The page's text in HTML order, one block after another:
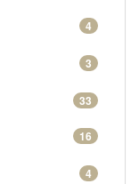
4
3
33
16
4